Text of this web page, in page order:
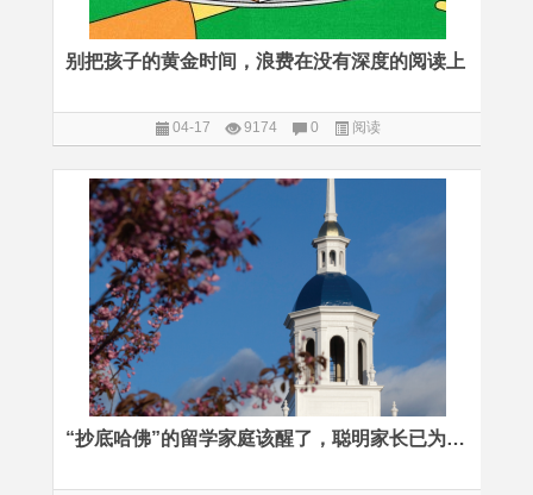
别把孩子的黄金时间，浪费在没有深度的阅读上
04-17 9174 0 阅读
“抄底哈佛”的留学家庭该醒了，聪明家长已为孩子找到了“第三选择” （下篇）